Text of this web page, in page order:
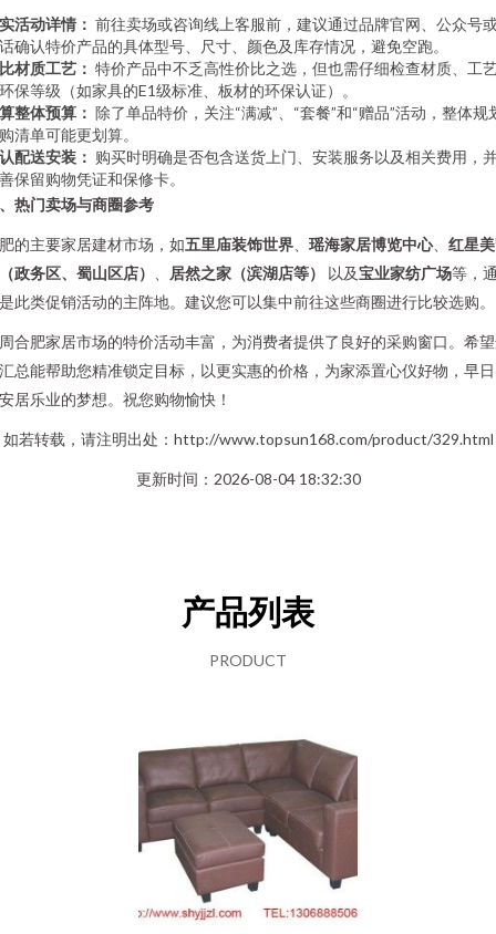
活动详情： 前往卖场或咨询线上客服前，建议通过品牌官网、公众号
确认特价产品的具体型号、尺寸、颜色及库存情况，避免空跑。
材质工艺： 特价产品中不乏高性价比之选，但也需仔细检查材质、工
保等级（如家具的E1级标准、板材的环保认证）。
整体预算： 除了单品特价，关注“满减”、“套餐”和“赠品”活动，整体规
清单可能更划算。
配送安装： 购买时明确是否包含送货上门、安装服务以及相关费用，
保留购物凭证和保修卡。
热门卖场与商圈参考
的主要家居建材市场，如五里庙装饰世界 瑶海家居博览中心、 红星
政务区、蜀山区店）
居然之家（滨湖店等） 以及宝业家纺广场等，
此类促销活动的主阵地。建议您可以集中前往这些商圈进行比较选购。
合肥家居市场的特价活动丰富，为消费者提供了良好的采购窗口。希
总能帮助您精准锁定目标，以更实惠的价格，为家添置心仪好物，早
居乐业的梦想。祝您购物愉快！
如若转载，请注明出处：http://www.topsun168.com/product/329.html
更新时间：2026-08-04 18:32:30
产品列表
PRODUCT